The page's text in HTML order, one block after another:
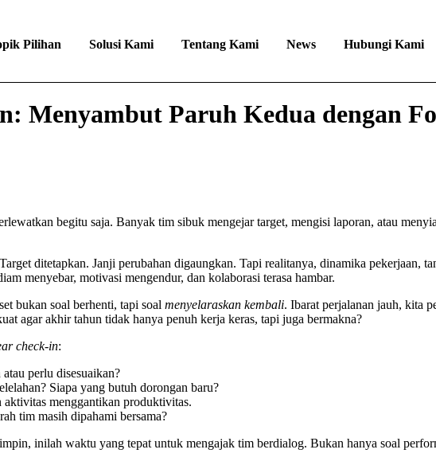
Pilihan Solusi Kami Tentang Kami News Hubungi Kami
Menyambut Paruh Kedua dengan
begitu saja. Banyak tim sibuk mengejar target, mengisi laporan, atau
ditetapkan. Janji perubahan digaungkan. Tapi realitanya, dinamika pekerjaan,
menyebar, motivasi mengendur, dan kolaborasi terasa hambar.
bukan soal berhenti, tapi soal menyelaraskan kembali. Ibarat perjalanan jauh, kita
agar akhir tahun tidak hanya penuh kerja keras, tapi juga bermakna?
check-in:
perlu disesuaikan?
Siapa yang butuh dorongan baru?
menggantikan produktivitas.
tim masih dipahami bersama?
inilah waktu yang tepat untuk mengajak tim berdialog. Bukan hanya soal